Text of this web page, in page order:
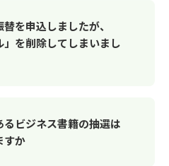
を申込しましたが、
」を削除してしまいまし
ビジネス書籍の抽選は
すか